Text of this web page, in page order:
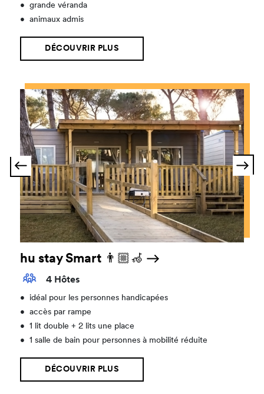
•
grande véranda
•
animaux admis
DÉCOUVRIR PLUS
hu stay Smart 👨🏼‍🦽
4 Hôtes
•
idéal pour les personnes handicapées
•
accès par rampe
•
1 lit double + 2 lits une place
•
1 salle de bain pour personnes à mobilité réduite
DÉCOUVRIR PLUS